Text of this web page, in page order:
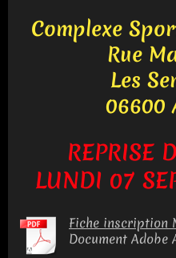
Complexe
Rue
Les
06600
REPRISE
LUNDI 07
Fiche inscription
Document Adobe